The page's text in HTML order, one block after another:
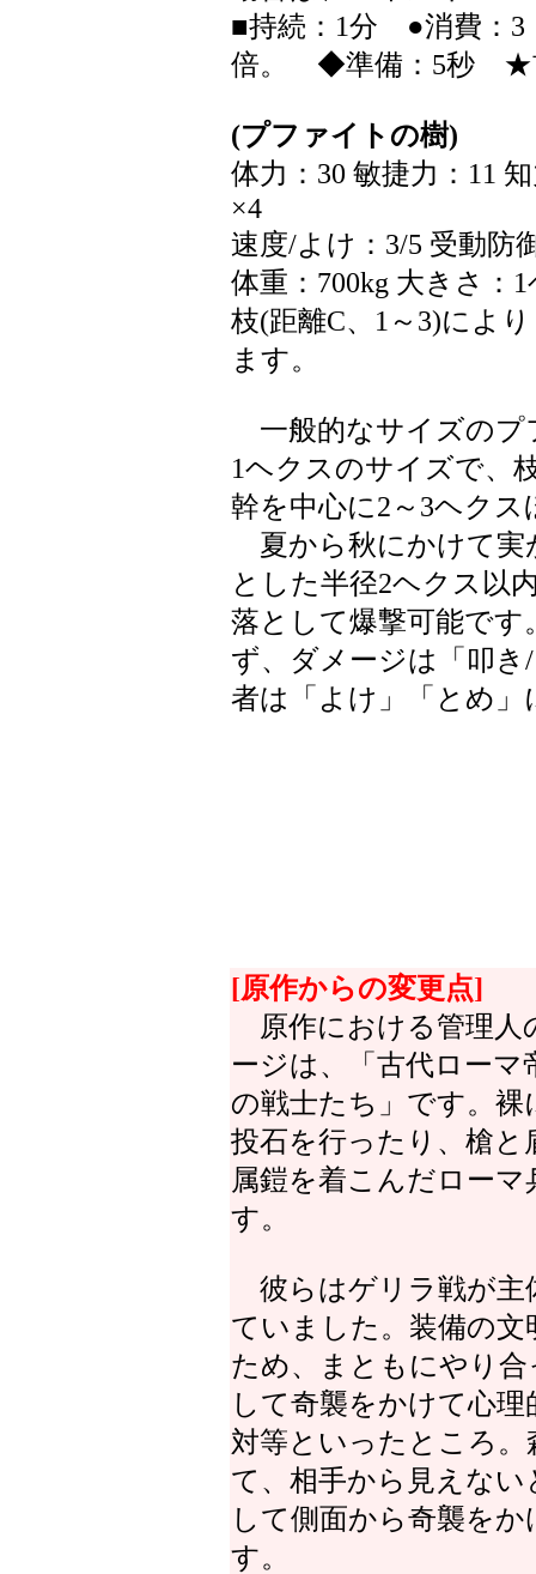
■持続：1分 ●消費：3
倍。 ◆準備：5秒 ★
(プファイトの樹)
体力：30 敏捷力：11
×4
速度/よけ：3/5 受動防
体重：700kg 大きさ：
枝(距離C、1～3)によ
ます。
一般的なサイズのプ
1ヘクスのサイズで、
幹を中心に2～3ヘク
夏から秋にかけて実
とした半径2ヘクス以
落として爆撃可能で
ず、ダメージは「叩
者は「よけ」「とめ
[原作からの変更点]
原作における管理人
ージは、「古代ロー
の戦士たち」です。
投石を行ったり、槍
属鎧を着こんだロー
す。
彼らはゲリラ戦が主
ていました。装備の
ため、まともにやり
して奇襲をかけて心
対等といったところ
て、相手から見えな
して側面から奇襲を
す。